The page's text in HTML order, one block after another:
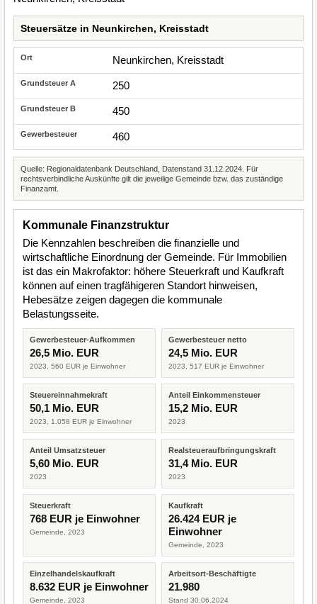
Steuersätze in Neunkirchen, Kreisstadt
Neunkirchen, Kreisstadt
250
450
460
Quelle: Regionaldatenbank Deutschland, Datenstand 31.12.2024. Für
rechtsverbindliche Auskünfte gilt die jeweilige Gemeinde bzw. das zuständige
Finanzamt.
Kommunale Finanzstruktur
Die Kennzahlen beschreiben die finanzielle und
wirtschaftliche Einordnung der Gemeinde. Für Immobilien
ist das ein Makrofaktor: höhere Steuerkraft und Kaufkraft
können auf einen tragfähigeren Standort hinweisen,
Hebesätze zeigen dagegen die kommunale
Belastungsseite.
Gewerbesteuer-Aufkommen
26,5 Mio. EUR
2023, 560 EUR je Einwohner
Gewerbesteuer netto
24,5 Mio. EUR
2023, 517 EUR je Einwohner
Steuereinnahmekraft
50,1 Mio. EUR
2023, 1.058 EUR je Einwohner
Anteil Einkommensteuer
15,2 Mio. EUR
2023
Anteil Umsatzsteuer
5,60 Mio. EUR
2023
Realsteueraufbringungskraft
31,4 Mio. EUR
2023
Steuerkraft
768 EUR je Einwohner
Gemeinde, 2023
Kaufkraft
26.424 EUR je
Einwohner
Gemeinde, 2023
Einzelhandelskaufkraft
8.632 EUR je Einwohner
Gemeinde, 2023
Arbeitsort-Beschäftigte
21.980
Stand 30.06.2024